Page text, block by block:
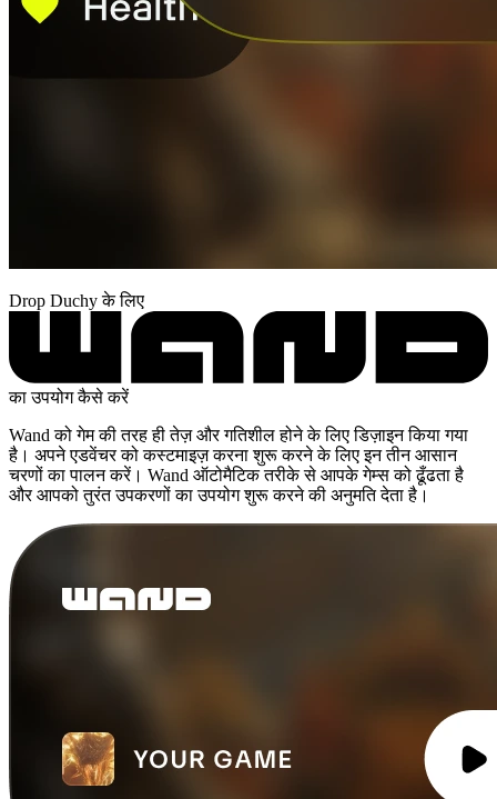
Drop Duchy के लिए
का उपयोग कैसे करें
Wand को गेम की तरह ही तेज़ और गतिशील होने के लिए डिज़ाइन किया गया
है। अपने एडवेंचर को कस्टमाइज़ करना शुरू करने के लिए इन तीन आसान
चरणों का पालन करें। Wand ऑटोमैटिक तरीके से आपके गेम्स को ढूँढता है
और आपको तुरंत उपकरणों का उपयोग शुरू करने की अनुमति देता है।